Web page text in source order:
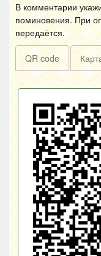
В комментарии
поминовения. При
передаётся.
QR code